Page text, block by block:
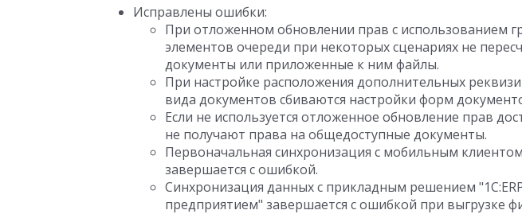
Исправлены ошибки:
При отложенном обновлении прав с использованием
элементов очереди при некоторых сценариях не
документы или приложенные к ним файлы.
При настройке расположения дополнительных
вида документов сбиваются настройки форм
Если не используется отложенное обновление прав
не получают права на общедоступные документы.
Первоначальная синхронизация с мобильным
завершается с ошибкой.
Синхронизация данных с прикладным решением
предприятием" завершается с ошибкой при выгрузке